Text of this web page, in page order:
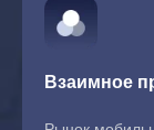
Взаимное